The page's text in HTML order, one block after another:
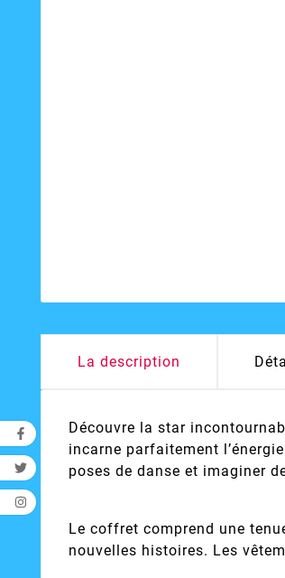
La description
Découvre la star
incarne parfaitement
poses de danse et imaginer
Le coffret comprend une
nouvelles histoires. Les